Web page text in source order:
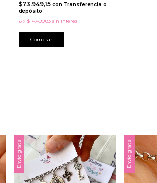
$73.949,15 con Transferencia o
depósito
6 x $14.499,83 sin interés
Comprar
Envío gratis Envío gratis